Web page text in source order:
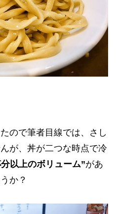
ので筆者目線では、さし
が、丼が二つな時点で冷
以上のボリューム”があ
か？